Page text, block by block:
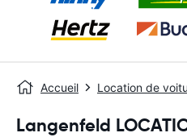
Accueil Location de
Langenfeld